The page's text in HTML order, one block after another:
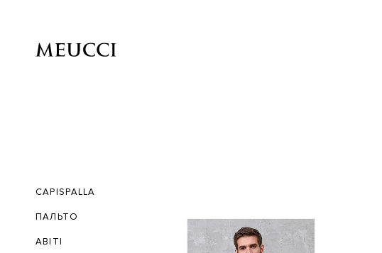
CAPISPALLA
ПАЛЬТО
ABITI